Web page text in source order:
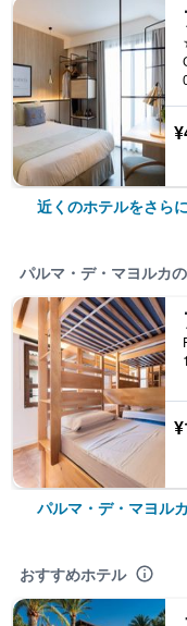
近くのホテルをさら
パルマ・デ・マヨルカ
パルマ・デ・マヨル
おすすめホテル